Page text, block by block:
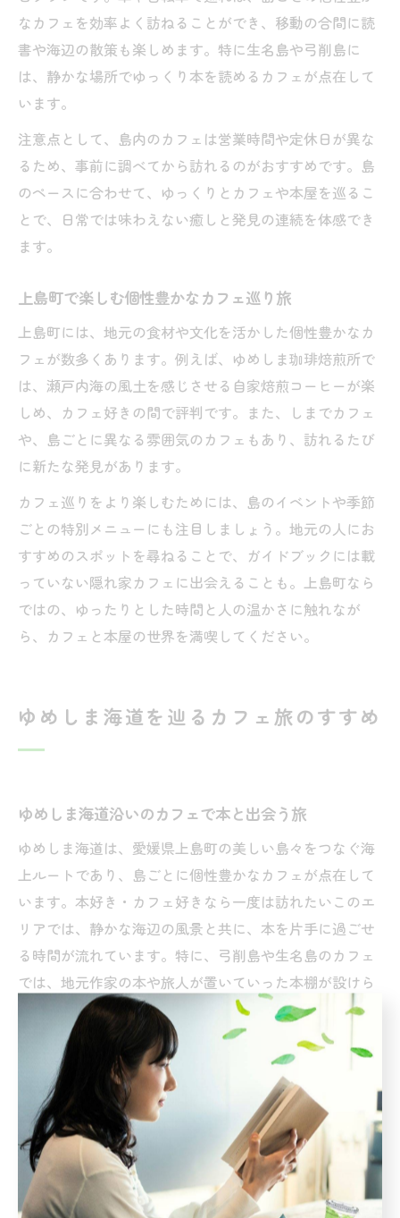
なカフェを効率よく訪ねることができ、移動の合間に読
書や海辺の散策も楽しめます。特に生名島や弓削島に
は、静かな場所でゆっくり本を読めるカフェが点在して
います。
注意点として、島内のカフェは営業時間や定休日が異な
るため、事前に調べてから訪れるのがおすすめです。島
のペースに合わせて、ゆっくりとカフェや本屋を巡るこ
とで、日常では味わえない癒しと発見の連続を体感でき
ます。
上島町で楽しむ個性豊かなカフェ巡り旅
上島町には、地元の食材や文化を活かした個性豊かなカ
フェが数多くあります。例えば、ゆめしま珈琲焙煎所で
は、瀬戸内海の風土を感じさせる自家焙煎コーヒーが楽
しめ、カフェ好きの間で評判です。また、しまでカフェ
や、島ごとに異なる雰囲気のカフェもあり、訪れるたび
に新たな発見があります。
カフェ巡りをより楽しむためには、島のイベントや季節
ごとの特別メニューにも注目しましょう。地元の人にお
すすめのスポットを尋ねることで、ガイドブックには載
っていない隠れ家カフェに出会えることも。上島町なら
ではの、ゆったりとした時間と人の温かさに触れなが
ら、カフェと本屋の世界を満喫してください。
ゆめしま海道を辿るカフェ旅のすすめ
ゆめしま海道沿いのカフェで本と出会う旅
ゆめしま海道は、愛媛県上島町の美しい島々をつなぐ海
上ルートであり、島ごとに個性豊かなカフェが点在して
います。本好き・カフェ好きなら一度は訪れたいこのエ
リアでは、静かな海辺の風景と共に、本を片手に過ごせ
る時間が流れています。特に、弓削島や生名島のカフェ
では、地元作家の本や旅人が置いていった本棚が設けら
れていることも珍しくありません。
島のカフェは大規模チェーンとは異なり、オーナーのこ
だわりが詰まった空間が多いのが特徴です。例えば、煎
茶やオリジナルラテを楽しみながら、窓辺の席で瀬戸内
の穏やかな海を眺めつつ読書できる店もあります。静謐
な雰囲気は、本に没頭したい人にとってまさに理想的な
環境です。